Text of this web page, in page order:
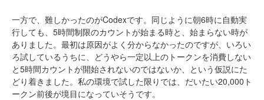
一方で、難しかったのがCodexです。同じように朝6時に自動実
行しても、5時間制限のカウントが始まる時と、始まらない時が
ありました。最初は原因がよく分からなかったのですが、いろい
ろ試しているうちに、どうやら一定以上のトークンを消費しない
と5時間カウントが開始されないのではないか、という仮説にた
どり着きました。私の環境で試した限りでは、だいたい20,000ト
ークン前後が境目になっていそうです。